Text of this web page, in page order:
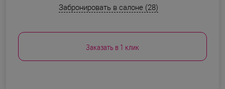
Забронировать в салоне (28)
Заказать в 1 клик